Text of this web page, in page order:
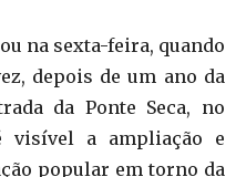
na sexta-feira, quando
depois de um ano da
da Ponte Seca, no
visível a ampliação e
popular em torno da